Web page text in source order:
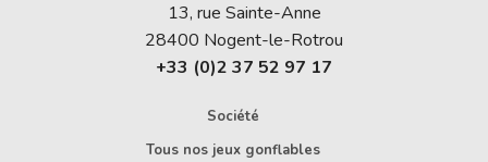
13, rue Sainte-Anne
28400 Nogent-le-Rotrou
+33 (0)2 37 52 97 17
Société
Tous nos jeux gonflables